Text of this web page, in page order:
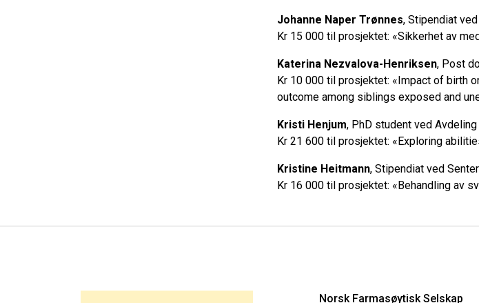
Johanne Naper Trønnes, Stipendiat
Kr 15 000 til prosjektet: «Sikkerhet av
Katerina Nezvalova-Henriksen, Post
Kr 10 000 til prosjektet: «Impact of birth
outcome among siblings exposed and
Kristi Henjum, PhD student ved
Kr 21 600 til prosjektet: «Exploring
Kristine Heitmann, Stipendiat ved
Kr 16 000 til prosjektet: «Behandling av
Norsk Farmasøytisk Selskap